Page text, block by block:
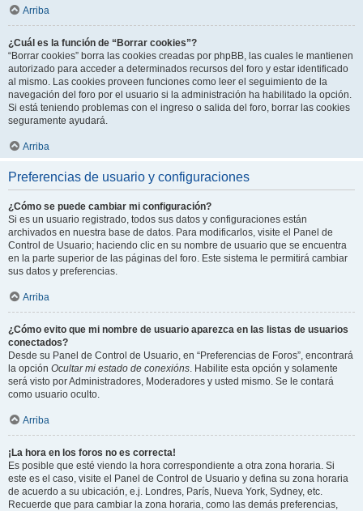
Arriba
¿Cuál es la función de “Borrar cookies”?
“Borrar cookies” borra las cookies creadas por phpBB, las cuales le mantienen
autorizado para acceder a determinados recursos del foro y estar identificado
al mismo. Las cookies proveen funciones como leer el seguimiento de la
navegación del foro por el usuario si la administración ha habilitado la opción.
Si está teniendo problemas con el ingreso o salida del foro, borrar las cookies
seguramente ayudará.
Arriba
Preferencias de usuario y configuraciones
¿Cómo se puede cambiar mi configuración?
Si es un usuario registrado, todos sus datos y configuraciones están
archivados en nuestra base de datos. Para modificarlos, visite el Panel de
Control de Usuario; haciendo clic en su nombre de usuario que se encuentra
en la parte superior de las páginas del foro. Este sistema le permitirá cambiar
sus datos y preferencias.
Arriba
¿Cómo evito que mi nombre de usuario aparezca en las listas de usuarios
conectados?
Desde su Panel de Control de Usuario, en “Preferencias de Foros”, encontrará
la opción Ocultar mi estado de conexións. Habilite esta opción y solamente
será visto por Administradores, Moderadores y usted mismo. Se le contará
como usuario oculto.
Arriba
¡La hora en los foros no es correcta!
Es posible que esté viendo la hora correspondiente a otra zona horaria. Si
este es el caso, visite el Panel de Control de Usuario y defina su zona horaria
de acuerdo a su ubicación, e.j. Londres, París, Nueva York, Sydney, etc.
Recuerde que para cambiar la zona horaria, como las demás preferencias,